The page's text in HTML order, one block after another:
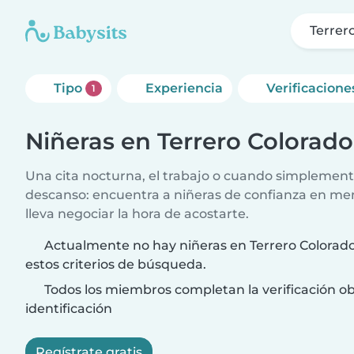
Tipo 1 Experiencia
Niñeras en Terrero Colorado
Una cita nocturna, el trabajo o cuando
descanso: encuentra a niñeras de confianza en
lleva negociar la hora de acostarte.
Actualmente no hay niñeras en Terrero
estos criterios de búsqueda.
Todos los miembros completan la verificación
identificación